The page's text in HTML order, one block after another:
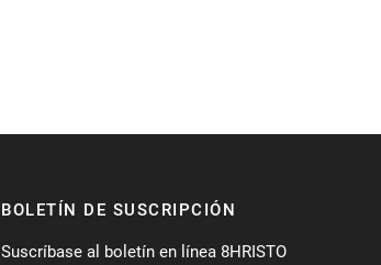
BOLETÍN DE SUSCRIPCIÓN
Suscríbase al boletín en línea 8HRISTO